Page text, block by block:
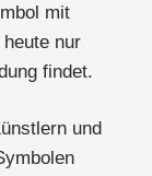
mit
nur
findet.
und